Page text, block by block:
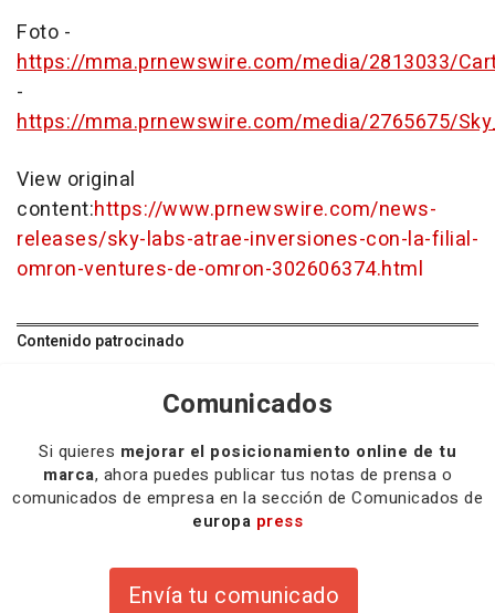
Foto -
https://mma.prnewswire.com/media/2813033/
-
https://mma.prnewswire.com/media/2765675/
View original
content:https://www.prnewswire.com/news-
releases/sky-labs-atrae-inversiones-con-la-filial-
omron-ventures-de-omron-302606374.html
Contenido patrocinado
Comunicados
Si quieres mejorar el posicionamiento online de tu
marca, ahora puedes publicar tus notas de prensa o
comunicados de empresa en la sección de Comunicados de
europa press
Envía tu comunicado